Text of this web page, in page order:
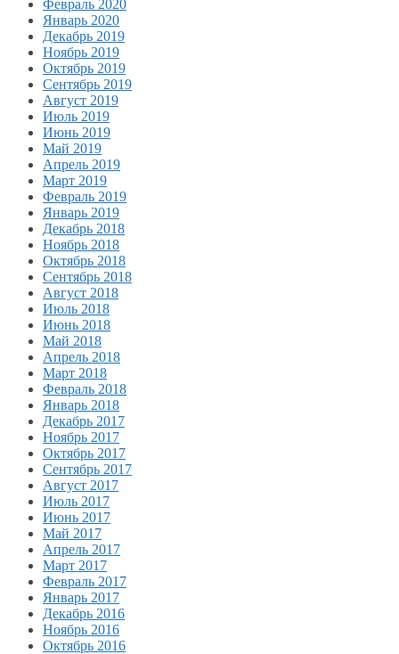
Февраль 2020
Январь 2020
Декабрь 2019
Ноябрь 2019
Октябрь 2019
Сентябрь 2019
Август 2019
Июль 2019
Июнь 2019
Май 2019
Апрель 2019
Март 2019
Февраль 2019
Январь 2019
Декабрь 2018
Ноябрь 2018
Октябрь 2018
Сентябрь 2018
Август 2018
Июль 2018
Июнь 2018
Май 2018
Апрель 2018
Март 2018
Февраль 2018
Январь 2018
Декабрь 2017
Ноябрь 2017
Октябрь 2017
Сентябрь 2017
Август 2017
Июль 2017
Июнь 2017
Май 2017
Апрель 2017
Март 2017
Февраль 2017
Январь 2017
Декабрь 2016
Ноябрь 2016
Октябрь 2016